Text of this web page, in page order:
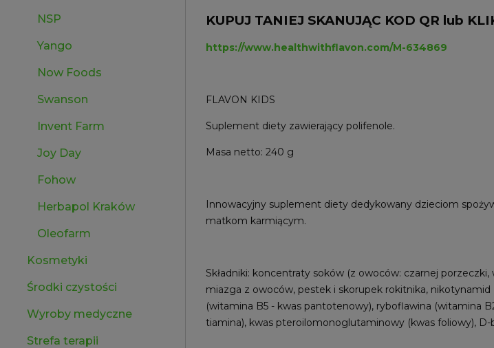
NSP
Yango
Now Foods
Swanson
Invent Farm
Joy Day
Fohow
Herbapol Kraków
Oleofarm
Kosmetyki
Środki czystości
Wyroby medyczne
Strefa terapii
KUPUJ TANIEJ SKANUJĄC KOD QR lub
https://www.healthwithflavon.com/M-634869
FLAVON KIDS
Suplement diety zawierający polifenole.
Masa netto: 240 g
Innowacyjny suplement diety dedykowany dzieciom
matkom karmiącym.
Składniki: koncentraty soków (z owoców: czarnej
miazga z owoców, pestek i skorupek rokitnika,
(witamina B5 - kwas pantotenowy), ryboflawina (witamina
tiamina), kwas pteroilomonoglutaminowy (kwas foliowy),